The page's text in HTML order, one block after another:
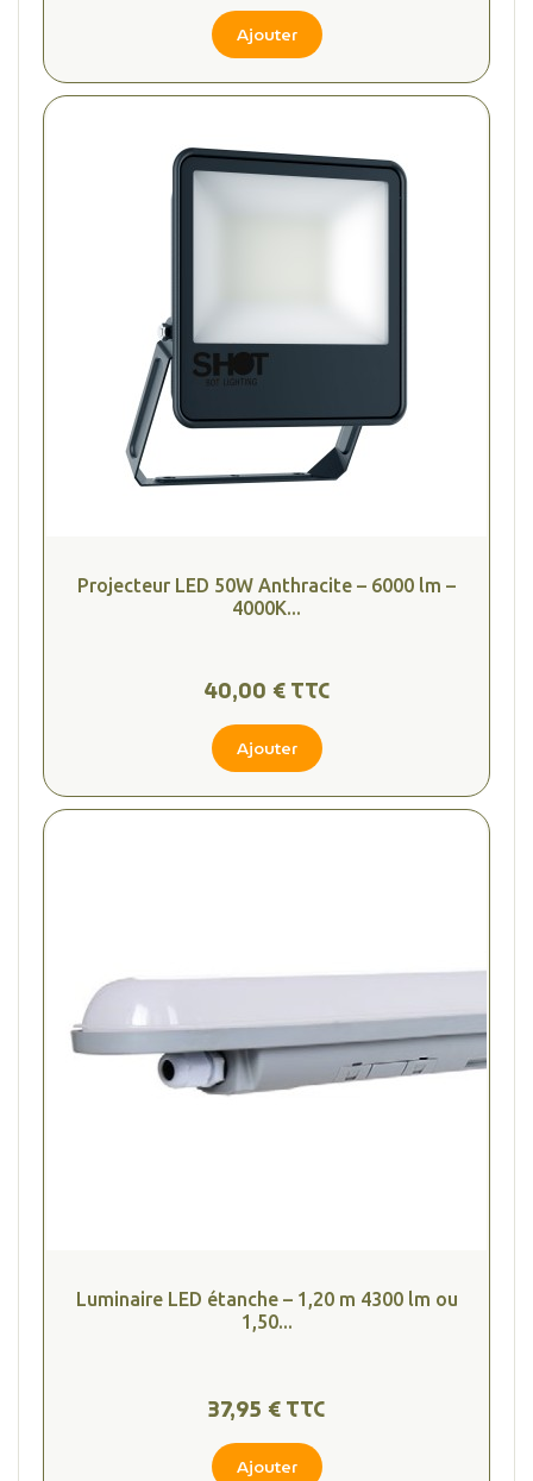
Ajouter
Projecteur LED 50W Anthracite – 6000 lm –
4000K...
40,00 € TTC
Ajouter
Luminaire LED étanche – 1,20 m 4300 lm ou
1,50...
37,95 € TTC
Ajouter